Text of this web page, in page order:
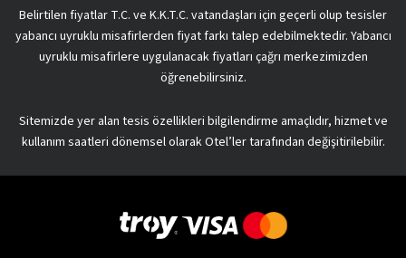
Belirtilen fiyatlar T.C. ve K.K.T.C. vatandaşları için geçerli olup tesisler
yabancı uyruklu misafirlerden fiyat farkı talep edebilmektedir. Yabancı
uyruklu misafirlere uygulanacak fiyatları çağrı merkezimizden
öğrenebilirsiniz.
Sitemizde yer alan tesis özellikleri bilgilendirme amaçlıdır, hizmet ve
kullanım saatleri dönemsel olarak Otel’ler tarafından değişitirilebilir.